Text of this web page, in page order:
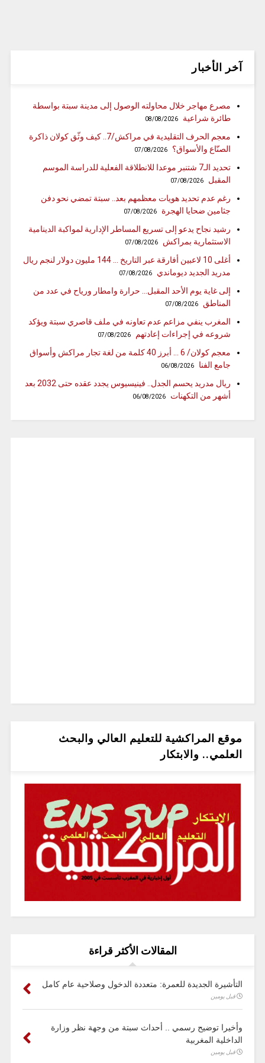
آخر الأخبار
مصرع مهاجر خلال محاولته الوصول إلى مدينة سبتة بواسطة
طائرة شراعية
08/08/2026
معجم الحرف التقليدية في مراكش/7.. كيف وثّق كولان ذاكرة
الصنّاع والأسواق؟
07/08/2026
تحديد الـ7 شتنبر موعدا للانطلاقة الفعلية للدراسة الموسم
المقبل
07/08/2026
رغم عدم تحديد هويات معظمهم بعد.. سبتة تمضي نحو دفن
جثامين ضحايا الهجرة
07/08/2026
رشيد نجاح يدعو إلى تسريع المساطر الإدارية لمواكبة الدينامية
الاستثمارية بمراكش
07/08/2026
أغلى 10 لاعبين أفارقة عبر التاريخ … 144 مليون دولار لنجم ريال
مدريد الجديد ديوماندي
07/08/2026
إلى غاية يوم الأحد المقبل… حرارة وامطار ورياح في عدد من
المناطق
07/08/2026
المغرب ينفي مزاعم عدم تعاونه في ملف قاصري سبتة ويؤكد
شروعه في إجراءات إعادتهم
07/08/2026
معجم كولان/ 6 … أبرز 40 كلمة من لغة تجار مراكش وأسواق
جامع الفنا
06/08/2026
ريال مدريد يحسم الجدل.. فينيسيوس يجدد عقده حتى 2032 بعد
أشهر من التكهنات
06/08/2026
موقع المراكشية للتعليم العالي والبحث
العلمي.. والابتكار
المقالات الأكثر قراءة
التأشيرة الجديدة للعمرة: متعددة الدخول وصلاحية عام كامل
قبل يومين
وأخيرا توضيح رسمي .. أحداث سبتة من وجهة نظر وزارة
الداخلية المغربية
قبل يومين